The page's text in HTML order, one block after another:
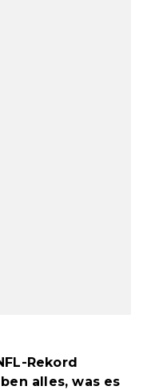
Rekord
alles, was es